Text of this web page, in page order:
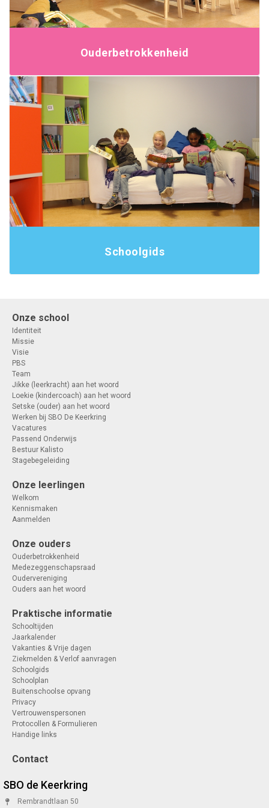
Ouderbetrokkenheid
Schoolgids
Onze school
Identiteit
Missie
Visie
PBS
Team
Jikke (leerkracht) aan het woord
Loekie (kindercoach) aan het woord
Setske (ouder) aan het woord
Werken bij SBO De Keerkring
Vacatures
Passend Onderwijs
Bestuur Kalisto
Stagebegeleiding
Onze leerlingen
Welkom
Kennismaken
Aanmelden
Onze ouders
Ouderbetrokkenheid
Medezeggenschapsraad
Oudervereniging
Ouders aan het woord
Praktische informatie
Schooltijden
Jaarkalender
Vakanties & Vrije dagen
Ziekmelden & Verlof aanvragen
Schoolgids
Schoolplan
Buitenschoolse opvang
Privacy
Vertrouwenspersonen
Protocollen & Formulieren
Handige links
Contact
SBO de Keerkring
Rembrandtlaan 50